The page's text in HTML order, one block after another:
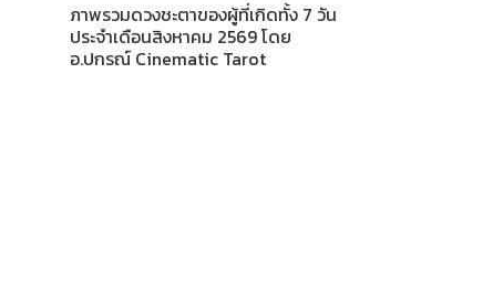
ภาพรวมดวงชะตาของผู้ที่เกิดทั้ง 7 วัน
ประจำเดือนสิงหาคม 2569 โดย
อ.ปกรณ์ Cinematic Tarot